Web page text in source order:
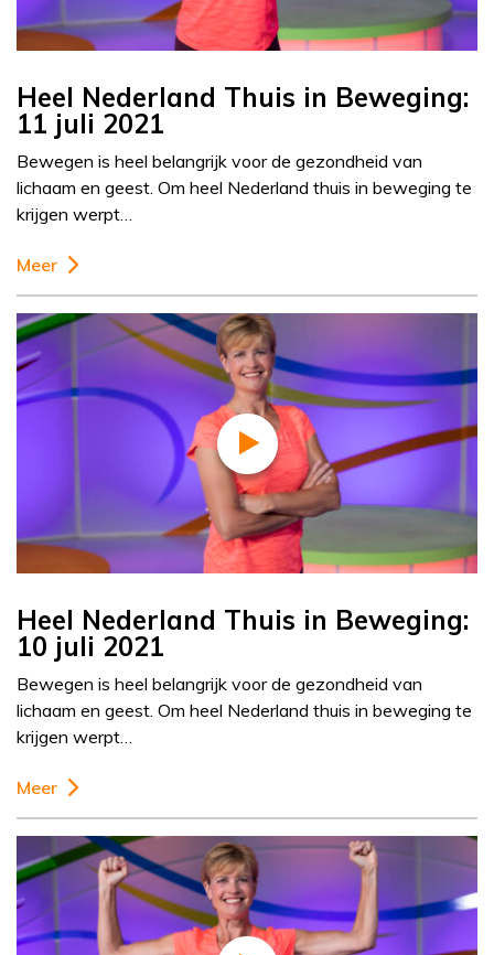
Heel Nederland Thuis in Beweging:
11 juli 2021
Bewegen is heel belangrijk voor de gezondheid van
lichaam en geest. Om heel Nederland thuis in beweging te
krijgen werpt…
Meer
Heel Nederland Thuis in Beweging:
10 juli 2021
Bewegen is heel belangrijk voor de gezondheid van
lichaam en geest. Om heel Nederland thuis in beweging te
krijgen werpt…
Meer